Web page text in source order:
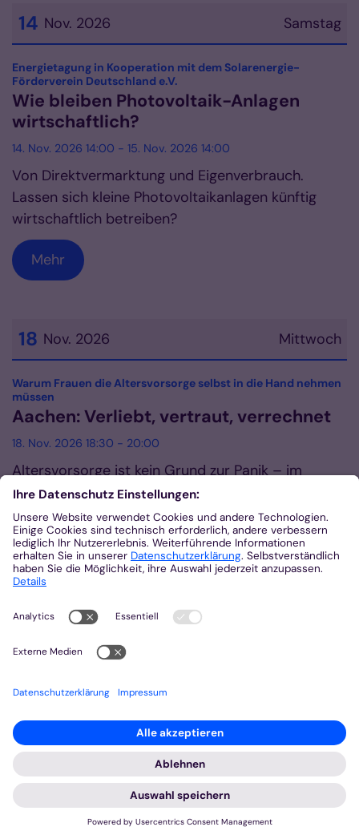
Samstag
14 Nov. 2026
Datum: 14. November 2026
Energietagung in Kooperation mit dem Solarenergie-
Förderverein Deutschland e.V.
Wie bleiben Photovoltaik-Anlagen
wirtschaftlich?
14. Nov. 2026 14:00 - 15. Nov. 2026 14:00
Von Direktvermarktung und Eigenverbrauch.
Lassen sich kleine Photovoltaikanlagen künftig
wirtschaftlich betreiben?
Mehr
Mittwoch
18 Nov. 2026
Datum: 18. November 2026
Warum Frauen die Altersvorsorge selbst in die Hand nehmen
müssen
Aachen: Verliebt, vertraut, verrechnet
18. Nov. 2026 18:30 - 20:00
Altersvorsorge ist kein Grund zur Panik – im
Gegenteil. Schwierig wird es erst dann, wenn man
sich gar nicht damit beschäftigt. Diese
Veranstaltung macht Schluss mit Unsicherheiten
und Vorurteilen. ...
Schabbat erleben – jüdisch-christliche Begegnung:
Schabbat Schalom - zu Gast in der
Aachener Synagoge
20. Nov. 2026 16:30 - 21:00
„Schabbat Schalom“, „einen friedlichen Schabbat“,